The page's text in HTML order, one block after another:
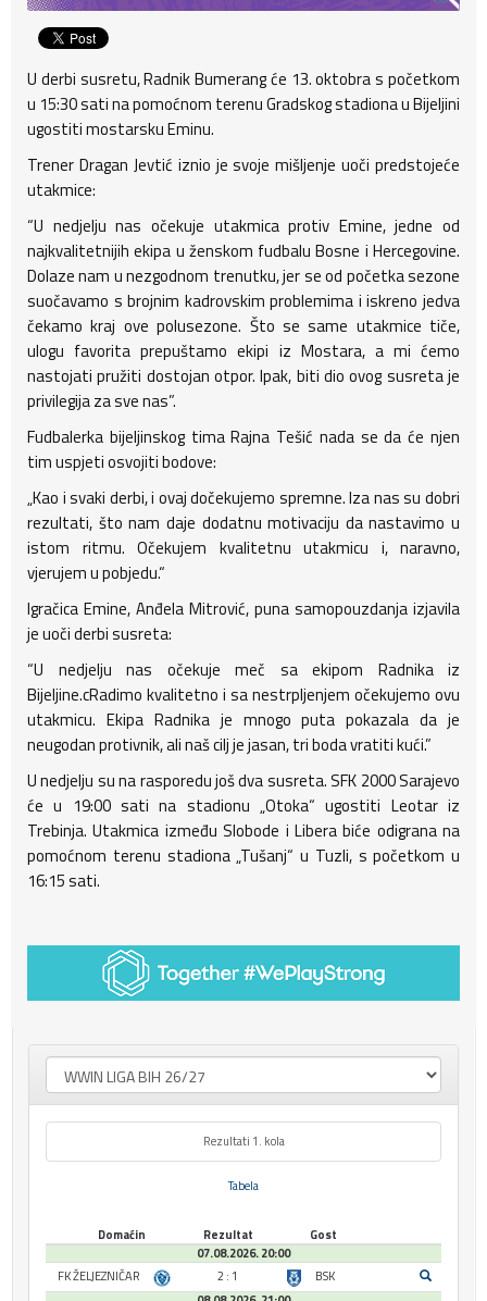
U derbi susretu, Radnik Bumerang će 13. oktobra s početkom
u 15:30 sati na pomoćnom terenu Gradskog stadiona u Bijeljini
ugostiti mostarsku Eminu.
Trener Dragan Jevtić iznio je svoje mišljenje uoči predstojeće
utakmice:
“U nedjelju nas očekuje utakmica protiv Emine, jedne od
najkvalitetnijih ekipa u ženskom fudbalu Bosne i Hercegovine.
Dolaze nam u nezgodnom trenutku, jer se od početka sezone
suočavamo s brojnim kadrovskim problemima i iskreno jedva
čekamo kraj ove polusezone. Što se same utakmice tiče,
ulogu favorita prepuštamo ekipi iz Mostara, a mi ćemo
nastojati pružiti dostojan otpor. Ipak, biti dio ovog susreta je
privilegija za sve nas”.
Fudbalerka bijeljinskog tima Rajna Tešić nada se da će njen
tim uspjeti osvojiti bodove:
„Kao i svaki derbi, i ovaj dočekujemo spremne. Iza nas su dobri
rezultati, što nam daje dodatnu motivaciju da nastavimo u
istom ritmu. Očekujem kvalitetnu utakmicu i, naravno,
vjerujem u pobjedu.“
Igračica Emine, Anđela Mitrović, puna samopouzdanja izjavila
je uoči derbi susreta:
“U nedjelju nas očekuje meč sa ekipom Radnika iz
Bijeljine.cRadimo kvalitetno i sa nestrpljenjem očekujemo ovu
utakmicu. Ekipa Radnika je mnogo puta pokazala da je
neugodan protivnik, ali naš cilj je jasan, tri boda vratiti kući.”
U nedjelju su na rasporedu još dva susreta. SFK 2000 Sarajevo
će u 19:00 sati na stadionu „Otoka“ ugostiti Leotar iz
Trebinja. Utakmica između Slobode i Libera biće odigrana na
pomoćnom terenu stadiona „Tušanj“ u Tuzli, s početkom u
16:15 sati.
Rezultati 1. kola
Tabela
Domaćin Rezultat
Gost
07.08.2026. 20:00
FK ŽELJEZNIČAR
2 : 1
BSK